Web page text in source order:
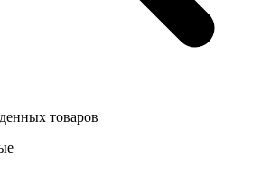
товаров